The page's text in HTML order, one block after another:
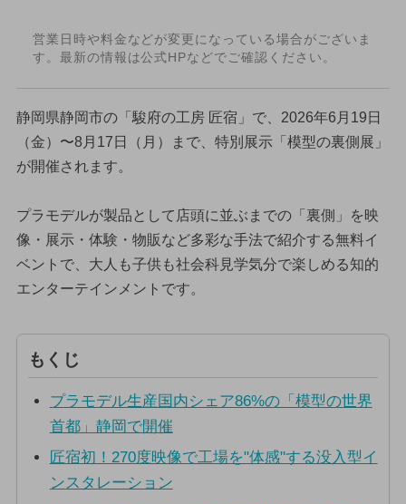
営業日時や料金などが変更になっている場合がございま
す。最新の情報は公式HPなどでご確認ください。
静岡県静岡市の「駿府の工房 匠宿」で、2026年6月19日
（金）〜8月17日（月）まで、特別展示「模型の裏側展」
が開催されます。
プラモデルが製品として店頭に並ぶまでの「裏側」を映
像・展示・体験・物販など多彩な手法で紹介する無料イ
ベントで、大人も子供も社会科見学気分で楽しめる知的
エンターテインメントです。
もくじ
プラモデル生産国内シェア86%の「模型の世界
首都」静岡で開催
匠宿初！270度映像で工場を"体感"する没入型イ
ンスタレーション